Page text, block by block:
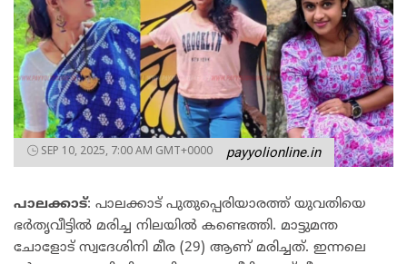
SEP 10, 2025, 7:00 AM GMT+0000 payyolionline.in
പാലക്കാട്: പാലക്കാട് പുതുപ്പെരിയാരത്ത് യുവതിയെ
ഭര്‍തൃവീട്ടിൽ മരിച്ച നിലയിൽ കണ്ടെത്തി. മാട്ടുമന്ത
ചോളോട് സ്വദേശിനി മീര (29) ആണ് മരിച്ചത്. ഇന്നലെ